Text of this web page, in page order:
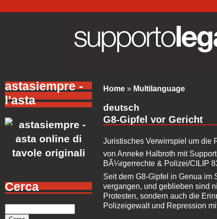
astasiempre -
l'asta
Cerca
Home» Multilanguage
deutsch
G8-Gipfel vor Gericht
Juristisches Verwirrspiel um die
von Anneke Halbroth mit
BÃ¼rgerrechte & Polizei/CILIP
Seit dem G8-Gipfel in Genua im
vergangen, und geblieben sind
Protesten, sondern auch die
Polizeigewalt und Repression